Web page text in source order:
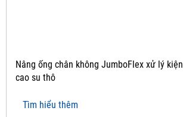
Nâng ống chân không JumboFlex xử lý kiện
cao su thô
Tìm hiểu thêm